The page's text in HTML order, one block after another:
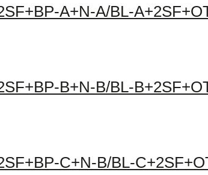
A+N-A/BL-
B+N-B/BL-
C+N-B/BL-